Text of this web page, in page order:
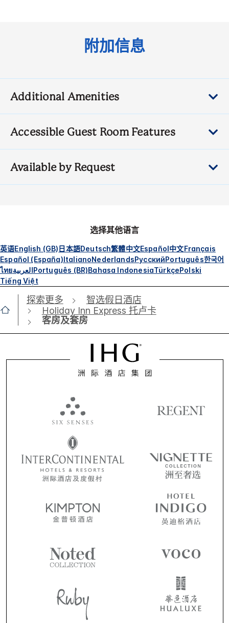
附加信息
Additional Amenities
Accessible Guest Room Features
Available by Request
选择其他语言
英语English (GB)日本語Deutsch繁體中文Español中文Français
Español (España)ItalianoNederlandsРусскийPortuguês한국어
ไทยالعربيةPortuguês (BR)Bahasa IndonesiaTürkçePolski
Tiếng Việt
探索更多
智选假日酒店
Holiday Inn Express 托卢卡
客房及套房